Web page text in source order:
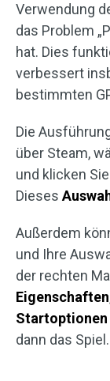
Verwendung
das Problem
hat. Dies
verbessert
bestimmten
Die
über Steam,
und klicken
Dieses
Außerdem
und Ihre
der rechten
Eigenschaften
Startoptionen
dann das Spiel.